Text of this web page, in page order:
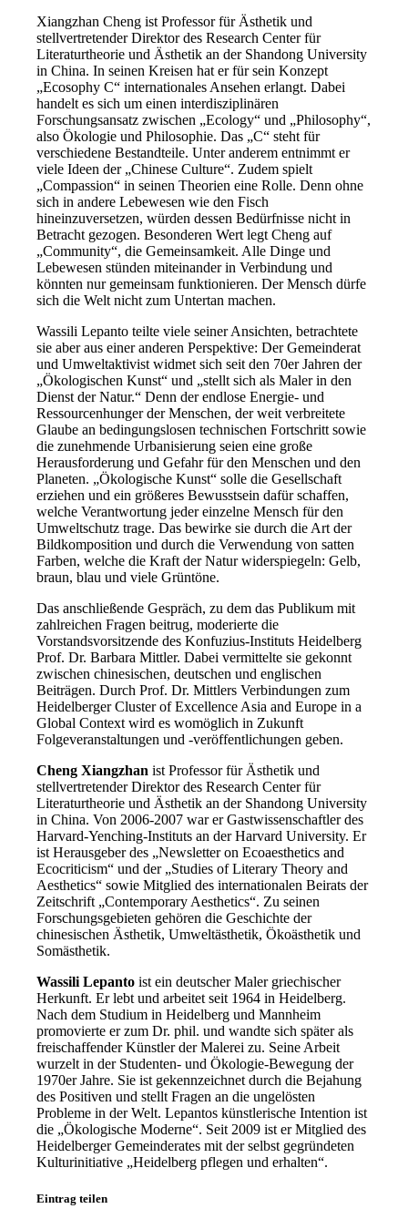
Xiangzhan Cheng ist Professor für Ästhetik und
stellvertretender Direktor des Research Center für
Literaturtheorie und Ästhetik an der Shandong University
in China. In seinen Kreisen hat er für sein Konzept
„Ecosophy C“ internationales Ansehen erlangt. Dabei
handelt es sich um einen interdisziplinären
Forschungsansatz zwischen „Ecology“ und „Philosophy“,
also Ökologie und Philosophie. Das „C“ steht für
verschiedene Bestandteile. Unter anderem entnimmt er
viele Ideen der „Chinese Culture“. Zudem spielt
„Compassion“ in seinen Theorien eine Rolle. Denn ohne
sich in andere Lebewesen wie den Fisch
hineinzuversetzen, würden dessen Bedürfnisse nicht in
Betracht gezogen. Besonderen Wert legt Cheng auf
„Community“, die Gemeinsamkeit. Alle Dinge und
Lebewesen stünden miteinander in Verbindung und
könnten nur gemeinsam funktionieren. Der Mensch dürfe
sich die Welt nicht zum Untertan machen.
Wassili Lepanto teilte viele seiner Ansichten, betrachtete
sie aber aus einer anderen Perspektive: Der Gemeinderat
und Umweltaktivist widmet sich seit den 70er Jahren der
„Ökologischen Kunst“ und „stellt sich als Maler in den
Dienst der Natur.“ Denn der endlose Energie- und
Ressourcenhunger der Menschen, der weit verbreitete
Glaube an bedingungslosen technischen Fortschritt sowie
die zunehmende Urbanisierung seien eine große
Herausforderung und Gefahr für den Menschen und den
Planeten. „Ökologische Kunst“ solle die Gesellschaft
erziehen und ein größeres Bewusstsein dafür schaffen,
welche Verantwortung jeder einzelne Mensch für den
Umweltschutz trage. Das bewirke sie durch die Art der
Bildkomposition und durch die Verwendung von satten
Farben, welche die Kraft der Natur widerspiegeln: Gelb,
braun, blau und viele Grüntöne.
Das anschließende Gespräch, zu dem das Publikum mit
zahlreichen Fragen beitrug, moderierte die
Vorstandsvorsitzende des Konfuzius-Instituts Heidelberg
Prof. Dr. Barbara Mittler. Dabei vermittelte sie gekonnt
zwischen chinesischen, deutschen und englischen
Beiträgen. Durch Prof. Dr. Mittlers Verbindungen zum
Heidelberger Cluster of Excellence Asia and Europe in a
Global Context wird es womöglich in Zukunft
Folgeveranstaltungen und -veröffentlichungen geben.
Cheng Xiangzhan ist Professor für Ästhetik und
stellvertretender Direktor des Research Center für
Literaturtheorie und Ästhetik an der Shandong University
in China. Von 2006-2007 war er Gastwissenschaftler des
Harvard-Yenching-Instituts an der Harvard University. Er
ist Herausgeber des „Newsletter on Ecoaesthetics and
Ecocriticism“ und der „Studies of Literary Theory and
Aesthetics“ sowie Mitglied des internationalen Beirats der
Zeitschrift „Contemporary Aesthetics“. Zu seinen
Forschungsgebieten gehören die Geschichte der
chinesischen Ästhetik, Umweltästhetik, Ökoästhetik und
Somästhetik.
Wassili Lepanto ist ein deutscher Maler griechischer
Herkunft. Er lebt und arbeitet seit 1964 in Heidelberg.
Nach dem Studium in Heidelberg und Mannheim
promovierte er zum Dr. phil. und wandte sich später als
freischaffender Künstler der Malerei zu. Seine Arbeit
wurzelt in der Studenten- und Ökologie-Bewegung der
1970er Jahre. Sie ist gekennzeichnet durch die Bejahung
des Positiven und stellt Fragen an die ungelösten
Probleme in der Welt. Lepantos künstlerische Intention ist
die „Ökologische Moderne“. Seit 2009 ist er Mitglied des
Heidelberger Gemeinderates mit der selbst gegründeten
Kulturinitiative „Heidelberg pflegen und erhalten“.
Eintrag teilen